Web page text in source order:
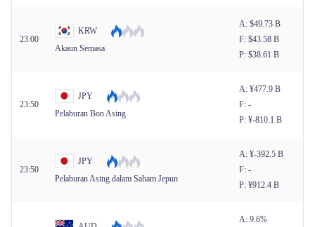
23:00
KRW
Akaun Semasa
A: $​49.73 B
F: $​43.58 B
P: $​38.61 B
23:50
JPY
Pelaburan Bon Asing
A: ¥​477.9 B
F: -
P: ¥​-810.1 B
23:50
JPY
Pelaburan Asing dalam Saham Jepun
A: ¥​-392.5 B
F: -
P: ¥​912.4 B
A: 9.6%